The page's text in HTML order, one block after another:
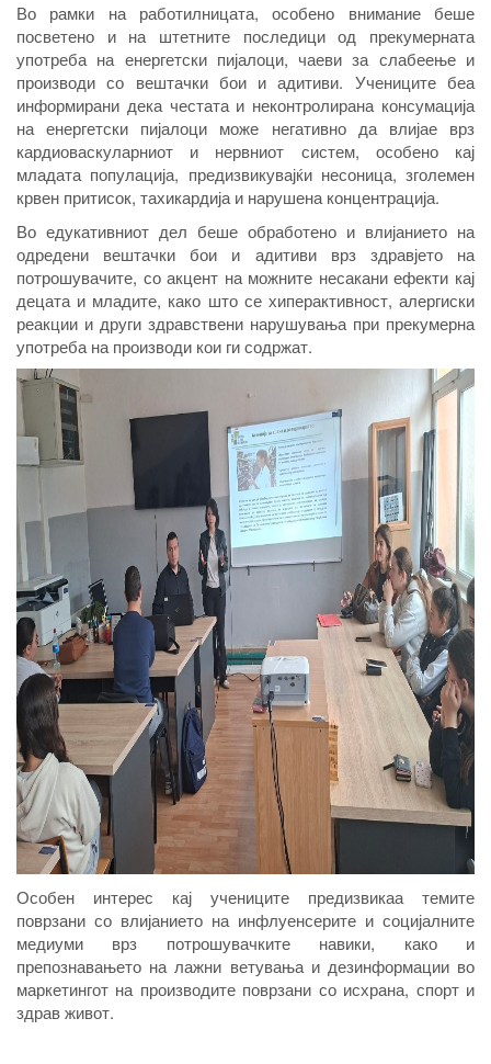
Во рамки на работилницата, особено внимание беше
посветено и на штетните последици од прекумерната
употреба на енергетски пијалоци, чаеви за слабеење и
производи со вештачки бои и адитиви. Учениците беа
информирани дека честата и неконтролирана консумација
на енергетски пијалоци може негативно да влијае врз
кардиоваскуларниот и нервниот систем, особено кај
младата популација, предизвикувајќи несоница, зголемен
крвен притисок, тахикардија и нарушена концентрација.
Во едукативниот дел беше обработено и влијанието на
одредени вештачки бои и адитиви врз здравјето на
потрошувачите, со акцент на можните несакани ефекти кај
децата и младите, како што се хиперактивност, алергиски
реакции и други здравствени нарушувања при прекумерна
употреба на производи кои ги содржат.
Особен интерес кај учениците предизвикаа темите
поврзани со влијанието на инфлуенсерите и социјалните
медиуми врз потрошувачките навики, како и
препознавањето на лажни ветувања и дезинформации во
маркетингот на производите поврзани со исхрана, спорт и
здрав живот.